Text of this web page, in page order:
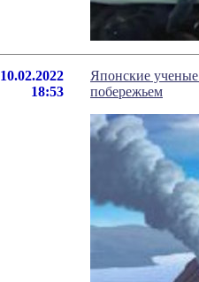
10.02.2022
18:53
Японские
побережьем